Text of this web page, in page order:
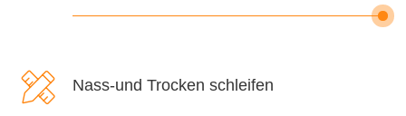
 Nass-und Trocken schleifen